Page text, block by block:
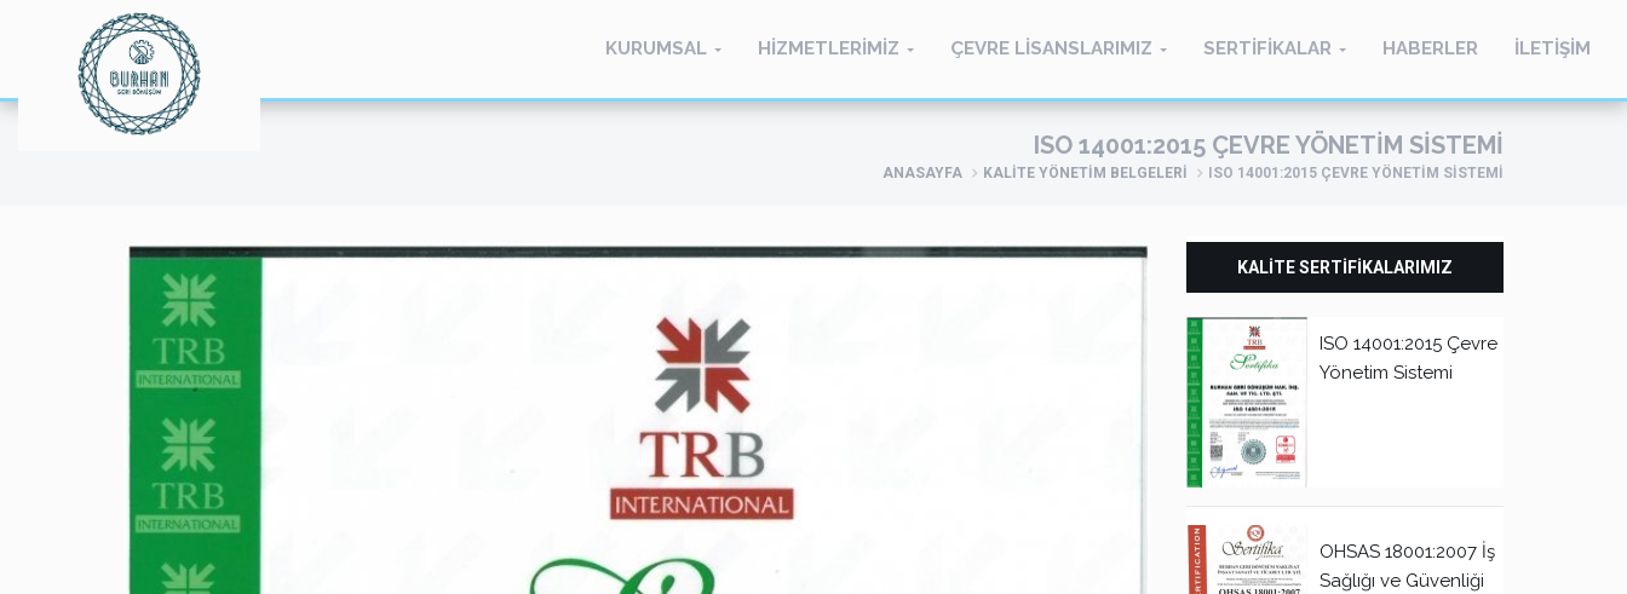
KURUMSAL HİZMETLERİMİZ ÇEVRE LİSANSLARIMIZ SERTİFİKALAR HABERLER İLETİŞİM
ISO 14001:2015 ÇEVRE YÖNETIM SISTEMI
ANASAYFA KALİTE YÖNETİM BELGELERİ ISO 14001:2015 ÇEVRE YÖNETIM SISTEMI
KALİTE SERTİFİKALARIMIZ
ISO 14001:2015 Çevre
Yönetim Sistemi
OHSAS 18001:2007 İş
Sağlığı ve Güvenliği